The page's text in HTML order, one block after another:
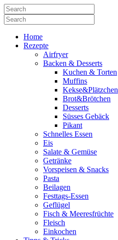
Home
Rezepte
Airfryer
Backen & Desserts
Kuchen & Torten
Muffins
Kekse&Plätzchen
Brot&Brötchen
Desserts
Süsses Gebäck
Pikant
Schnelles Essen
Eis
Salate & Gemüse
Getränke
Vorspeisen & Snacks
Pasta
Beilagen
Festtags-Essen
Geflügel
Fisch & Meeresfrüchte
Fleisch
Einkochen